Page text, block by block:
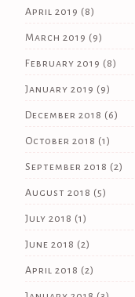
April 2019 (8)
March 2019 (9)
February 2019 (8)
January 2019 (9)
December 2018 (6)
October 2018 (1)
September 2018 (2)
August 2018 (5)
July 2018 (1)
June 2018 (2)
April 2018 (2)